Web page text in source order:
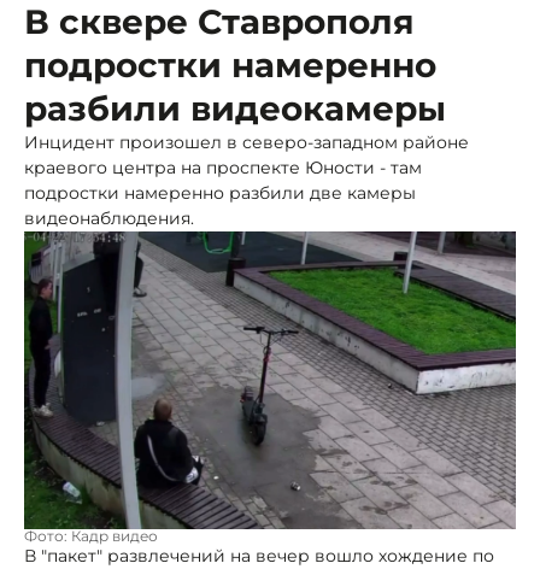
В сквере Ставрополя
подростки намеренно
разбили видеокамеры
Инцидент произошел в северо-западном районе
краевого центра на проспекте Юности - там
подростки намеренно разбили две камеры
видеонаблюдения.
Фото: Кадр видео
В "пакет" развлечений на вечер вошло хождение по